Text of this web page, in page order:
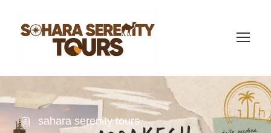
sahara serenity tours